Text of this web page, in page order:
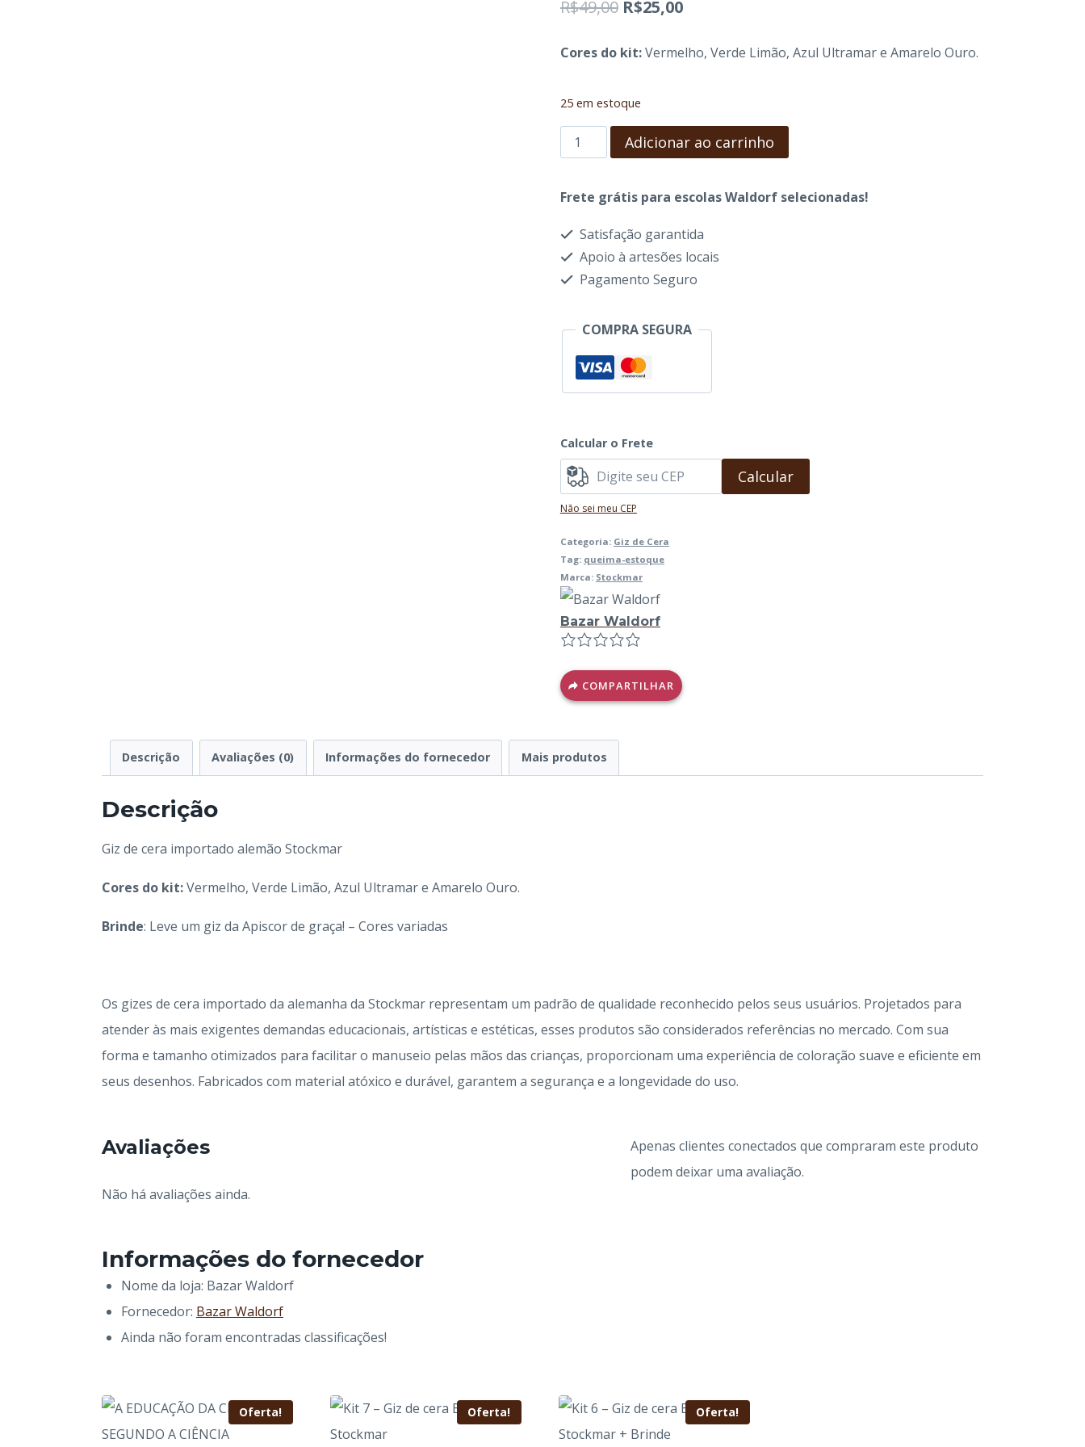
R$49,00 O
era:
R$49,00.
R$25,00O
R$25,00.
Cores do kit:Vermelho, Verde Limão, Azul Ultramar e Amarelo Ouro.
25 em estoque
1
-
de
cera
Bloquinhos
Brinde
quantidade
Adicionar ao carrinho
Frete grátis para escolas Waldorf selecionadas!
Satisfação garantida
Apoio à artesões locais
Pagamento Seguro
COMPRA SEGURA
Calcular o Frete
Calcular
Não sei meu CEP
Categoria: Giz de Cera
Tag: queima-estoque
Marca: Stockmar
Bazar Waldorf
COMPARTILHAR
Descrição Avaliações (0) Informações do fornecedor Mais produtos
Descrição
Giz de cera importado alemão Stockmar
Cores do kit:Vermelho, Verde Limão, Azul Ultramar e Amarelo Ouro.
Brinde: Leve um giz da Apiscor de graça! – Cores variadas
Os gizes de cera importado da alemanha da Stockmar representam um padrão de qualidade reconhecido pelos seus usuários. Projetados para
atender às mais exigentes demandas educacionais, artísticas e estéticas, esses produtos são considerados referências no mercado. Com sua
forma e tamanho otimizados para facilitar o manuseio pelas mãos das crianças, proporcionam uma experiência de coloração suave e eficiente em
seus desenhos. Fabricados com material atóxico e durável, garantem a segurança e a longevidade do uso.
Avaliações
Não há avaliações ainda.
Apenas clientes conectados que compraram este produto
podem deixar uma avaliação.
Informações do fornecedor
Nome da loja: Bazar Waldorf
Fornecedor: Bazar Waldorf
Ainda não foram encontradas classificações!
Oferta! Oferta! Oferta!